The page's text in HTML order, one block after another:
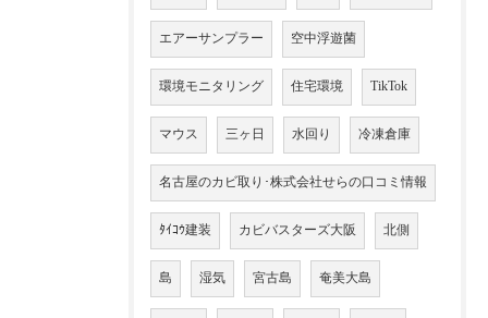
エアーサンプラー 空中浮遊菌
環境モニタリング 住宅環境 TikTok
マウス 三ヶ日 水回り 冷凍倉庫
名古屋のカビ取り･株式会社せらの口コミ情報
ﾀｲｺｳ建装 カビバスターズ大阪 北側
島 湿気 宮古島 奄美大島